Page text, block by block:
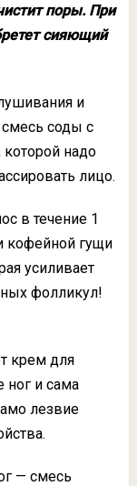
поры. При
сияющий
и
соды с
которой надо
лицо.
в течение 1
кофейной гущи
усиливает
фолликул!
крем для
ног и сама
лезвие
— смесь